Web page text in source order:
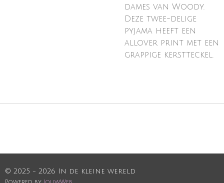
dames van Woody.
Deze twee-delige
pyjama heeft een
allover print met een
grappige kerstteckel.
© 2025 - 2026 In de kleine wereld